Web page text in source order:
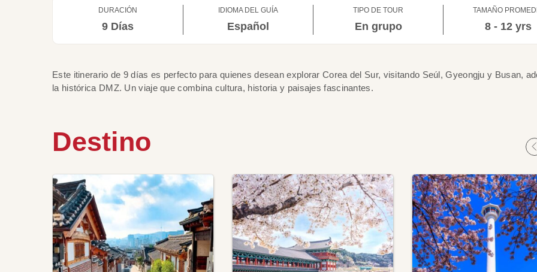
DURACIÓN
9 Días
IDIOMA DEL GUÍA
Español
TIPO DE TOUR
En grupo
TAMAÑO
8 - 12 yrs
Este itinerario de 9 días es perfecto para quienes desean explorar Corea del Sur, visitando Seúl, Gyeongju y Busan,
la histórica DMZ. Un viaje que combina cultura, historia y paisajes fascinantes.
Destino